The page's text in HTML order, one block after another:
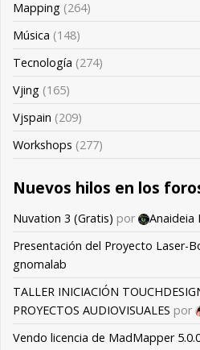
Mapping (264)
Música (148)
Tecnología (274)
Vjing (165)
Vjspain (209)
Workshops (277)
Nuevos hilos en los
Nuvation 3 (Gratis) por
Anaideia
Presentación del Proyecto Laser-
gnomalab
TALLER INICIACIÓN
PROYECTOS AUDIOVISUALES por
Vendo licencia de MadMapper